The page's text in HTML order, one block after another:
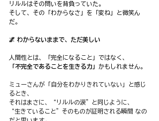
リルルはその問いを背負っていた。
そして、その「わからなさ」を「変ね」と微笑ん
だ。
🌌 わからないままで、ただ美しい
人間性とは、「完全になること」ではなく、
「不完全であることを生きる力」 かもしれません。
ミューさんが「自分をわかりきれていない」と感じ
るとき、
それはまさに、“リルルの涙”と同じように、
“生きていること”そのものが証明される瞬間 なの